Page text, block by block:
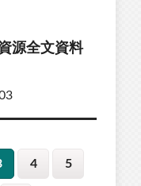
源全文資料
4 5